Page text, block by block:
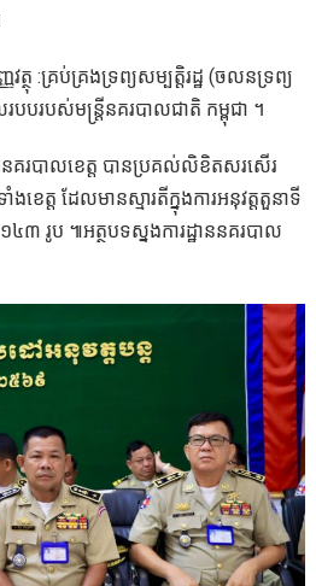
ត្ថុ :គ្រប់គ្រងទ្រព្យសម្បត្តិរដ្ឋ (ចលនទ្រព្យ
បរបស់មន្ត្រីនគរបាលជាតិ កម្ពុជា ។
គរបាលខេត្ត បានប្រគល់លិខិតសរសើរ
ខេត្ត ដែលមានស្មារតីក្នុងការអនុវត្តតួនាទី
៤៣ រូប ៕អត្ថបទស្នងការដ្ឋាននគរបាល